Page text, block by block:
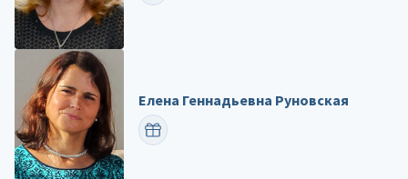
Елена Геннадьевна Руновская
ПОЗДРАВИТЬ